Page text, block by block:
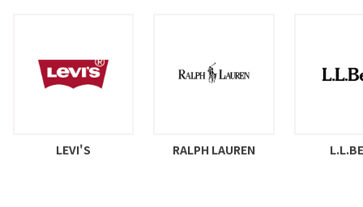
LEVI'S RALPH LAUREN